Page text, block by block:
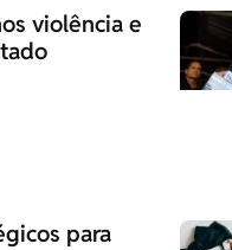
violência e
para